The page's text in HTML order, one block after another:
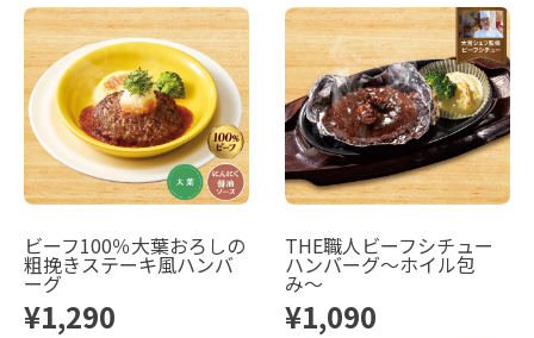
ビーフ100％大葉おろしの
粗挽きステーキ風ハンバ
ーグ
¥1,290
THE職人ビーフシチュー
ハンバーグ〜ホイル包
み〜
¥1,090